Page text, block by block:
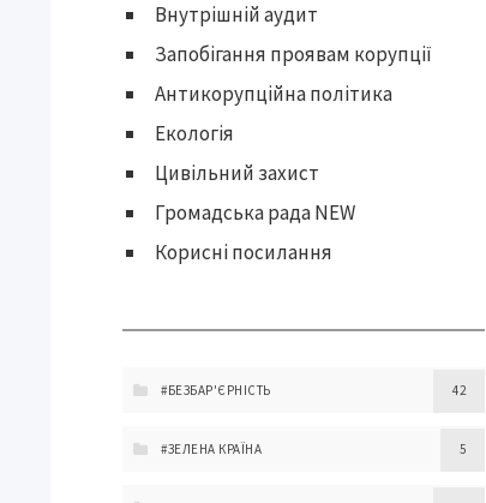
Внутрішній аудит
Запобігання проявам корупції
Антикорупційна політика
Екологія
Цивільний захист
Громадська рада NEW
Корисні посилання
#БЕЗБАР'ЄРНІСТЬ 42
#ЗЕЛЕНА КРАЇНА 5